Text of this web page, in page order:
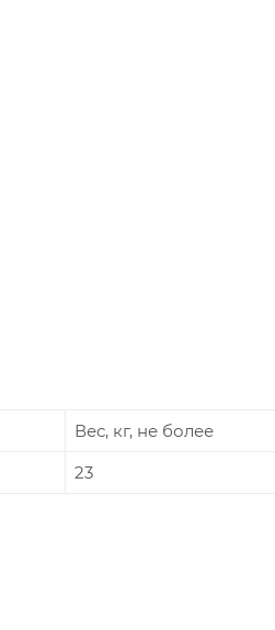
Вес, кг, не более
23